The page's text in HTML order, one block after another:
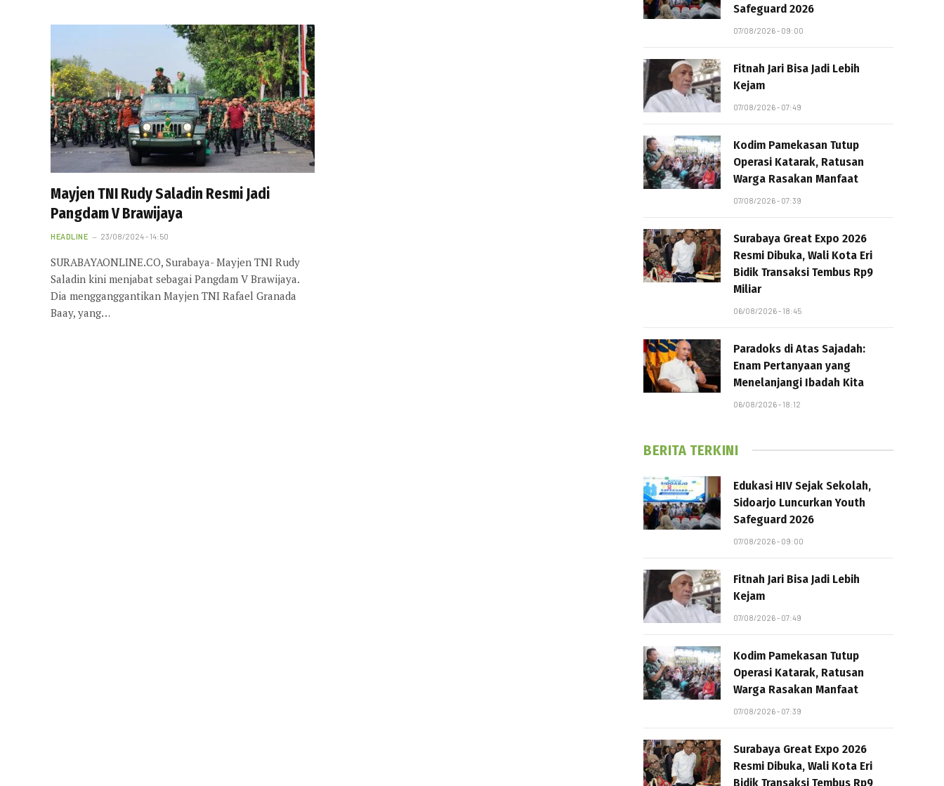
Mayjen TNI Rudy Saladin Resmi Jadi
Pangdam V Brawijaya
HEADLINE 23/08/2024 - 14:50
SURABAYAONLINE.CO, Surabaya- Mayjen TNI Rudy
Saladin kini menjabat sebagai Pangdam V Brawijaya.
Dia mengganggantikan Mayjen TNI Rafael Granada
Baay, yang…
Safeguard 2026
07/08/2026 - 09:00
Fitnah Jari Bisa Jadi Lebih
Kejam
07/08/2026 - 07:49
Kodim Pamekasan Tutup
Operasi Katarak, Ratusan
Warga Rasakan Manfaat
07/08/2026 - 07:39
Surabaya Great Expo 2026
Resmi Dibuka, Wali Kota Eri
Bidik Transaksi Tembus Rp9
Miliar
06/08/2026 - 18:45
Paradoks di Atas Sajadah:
Enam Pertanyaan yang
Menelanjangi Ibadah Kita
06/08/2026 - 18:12
BERITA TERKINI
Edukasi HIV Sejak Sekolah,
Sidoarjo Luncurkan Youth
Safeguard 2026
07/08/2026 - 09:00
Fitnah Jari Bisa Jadi Lebih
Kejam
07/08/2026 - 07:49
Kodim Pamekasan Tutup
Operasi Katarak, Ratusan
Warga Rasakan Manfaat
07/08/2026 - 07:39
Surabaya Great Expo 2026
Resmi Dibuka, Wali Kota Eri
Bidik Transaksi Tembus Rp9